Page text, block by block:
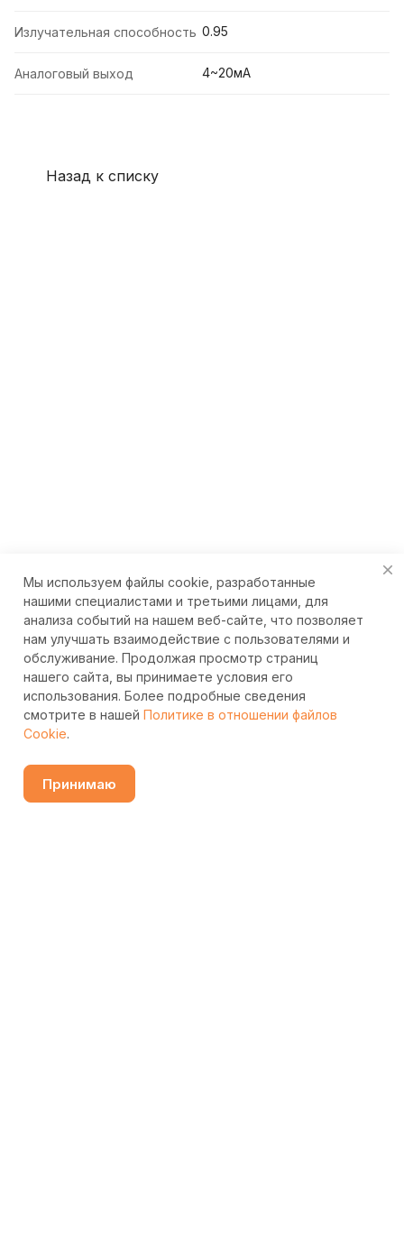
Излучательная способность 0.95
Аналоговый выход 4~20мА
Назад к списку
Мы используем файлы cookie, разработанные
нашими специалистами и третьими лицами, для
анализа событий на нашем веб-сайте, что позволяет
нам улучшать взаимодействие с пользователями и
обслуживание. Продолжая просмотр страниц
нашего сайта, вы принимаете условия его
использования. Более подробные сведения
смотрите в нашей Политике в отношении файлов
Cookie.
Принимаю